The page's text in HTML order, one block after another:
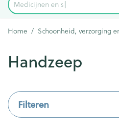
Product, merk, categorie...
Home / Schoonheid, verzorging
Handzeep
Filteren